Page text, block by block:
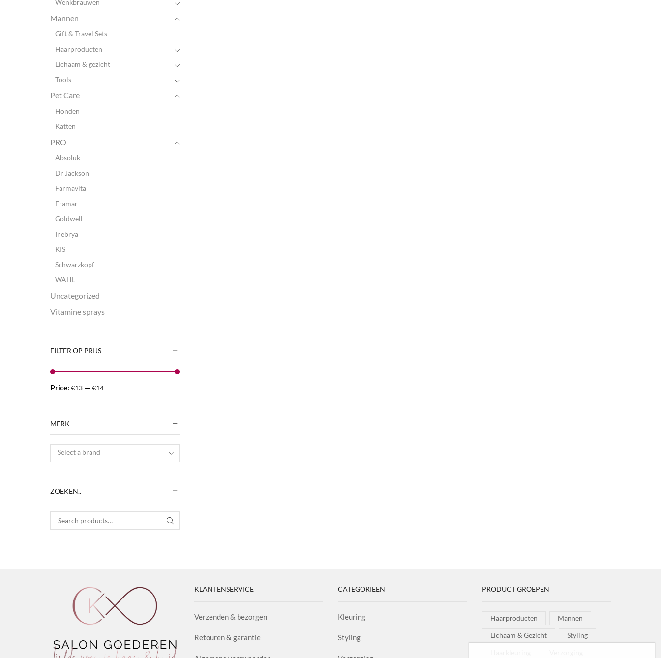
Wenkbrauwen
Mannen
Gift & Travel Sets
Haarproducten
Lichaam & gezicht
Tools
Pet Care
Honden
Katten
PRO
Absoluk
Dr Jackson
Farmavita
Framar
Goldwell
Inebrya
KIS
Schwarzkopf
WAHL
Uncategorized
Vitamine sprays
FILTER OP PRIJS
Price: €13 — €14
MERK
Select a brand
ZOEKEN..
Search for: SEARCH
KLANTENSERVICE
Verzenden & bezorgen
Retouren & garantie
CATEGORIEËN
Kleuring
Styling
PRODUCT GROEPEN
Haarproducten Mannen
Lichaam & Gezicht Styling